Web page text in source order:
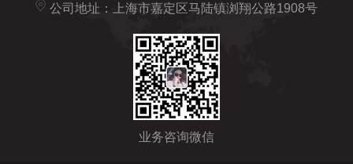
公司地址：上海市嘉定区马陆镇浏翔公路1908号
业务咨询微信